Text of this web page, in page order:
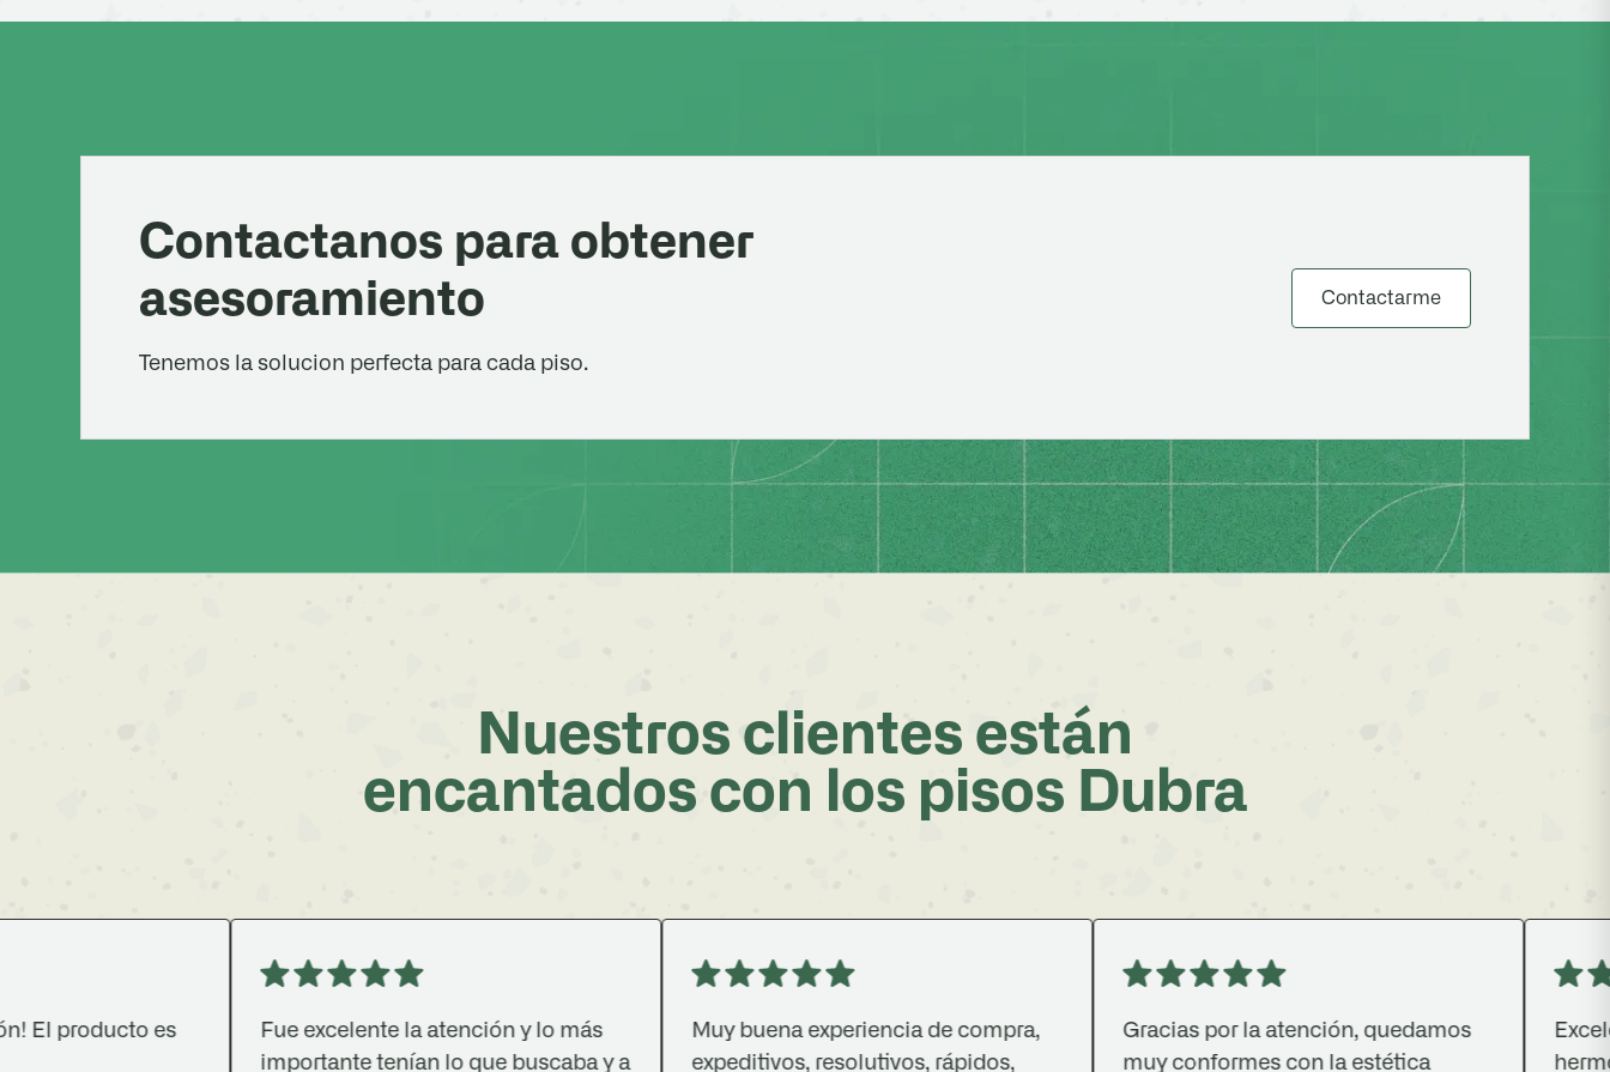
Contactanos para obtener
asesoramiento
Tenemos la solucion perfecta para cada piso.
Contactarme
Nuestros clientes están
encantados con los pisos Dubra
es
Fue excelente la atención y lo más
importante tenían lo que buscaba y a
Muy buena experiencia de compra,
expeditivos, resolutivos, rápidos,
Gracias por la atención, quedamos
muy conformes con la estética
Excelente
hermoso.